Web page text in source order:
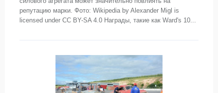
репутацию марки. Фото: Wikipedia by Alexander Migl is
licensed under CC BY-SA 4.0 Награды, такие как Ward's 10...